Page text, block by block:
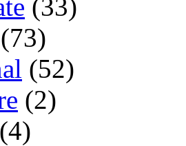
(33)
(73)
(52)
(2)
(4)